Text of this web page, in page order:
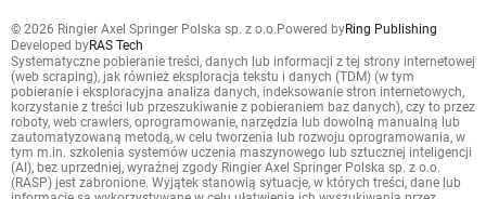
© 2026 Ringier Axel Springer Polska sp. z o.o. Powered byRing Publishing
Developed byRAS Tech
Systematyczne pobieranie treści, danych lub informacji z tej strony internetowej
(web scraping), jak również eksploracja tekstu i danych (TDM) (w tym
pobieranie i eksploracyjna analiza danych, indeksowanie stron internetowych,
korzystanie z treści lub przeszukiwanie z pobieraniem baz danych), czy to przez
roboty, web crawlers, oprogramowanie, narzędzia lub dowolną manualną lub
zautomatyzowaną metodą, w celu tworzenia lub rozwoju oprogramowania, w
tym m.in. szkolenia systemów uczenia maszynowego lub sztucznej inteligencji
(AI), bez uprzedniej, wyraźnej zgody Ringier Axel Springer Polska sp. z o.o.
(RASP) jest zabronione. Wyjątek stanowią sytuacje, w których treści, dane lub